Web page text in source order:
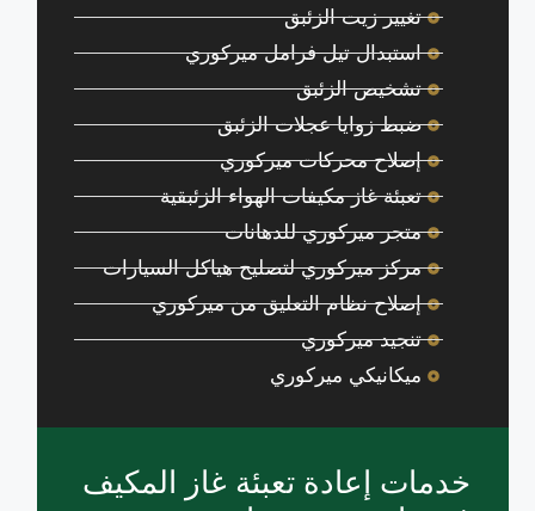
تغيير زيت الزئبق
استبدال تيل فرامل ميركوري
تشخيص الزئبق
ضبط زوايا عجلات الزئبق
إصلاح محركات ميركوري
تعبئة غاز مكيفات الهواء الزئبقية
متجر ميركوري للدهانات
مركز ميركوري لتصليح هياكل السيارات
إصلاح نظام التعليق من ميركوري
تنجيد ميركوري
ميكانيكي ميركوري
خدمات إعادة تعبئة غاز المكيف